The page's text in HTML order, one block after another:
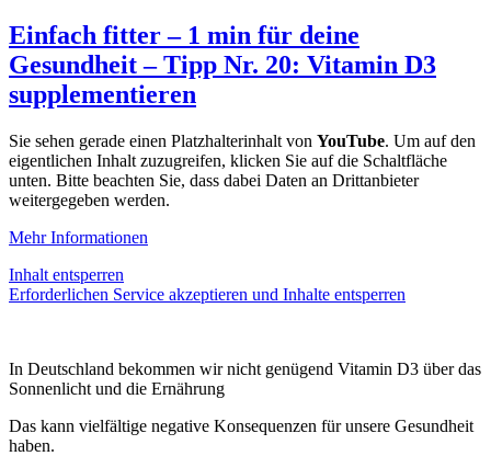
Einfach fitter – 1 min für deine
Gesundheit – Tipp Nr. 20: Vitamin D3
supplementieren
Sie sehen gerade einen Platzhalterinhalt von YouTube. Um auf den
eigentlichen Inhalt zuzugreifen, klicken Sie auf die Schaltfläche
unten. Bitte beachten Sie, dass dabei Daten an Drittanbieter
weitergegeben werden.
Mehr Informationen
Inhalt entsperren
Erforderlichen Service akzeptieren und Inhalte entsperren
In Deutschland bekommen wir nicht genügend Vitamin D3 über das
Sonnenlicht und die Ernährung
Das kann vielfältige negative Konsequenzen für unsere Gesundheit
haben.